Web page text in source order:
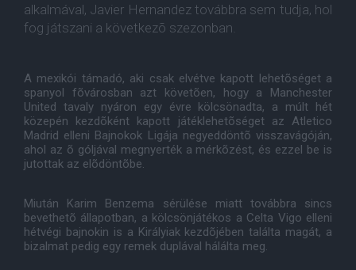
alkalmával, Javier Hernandez továbbra sem tudja, hol
fog játszani a következõ szezonban.
A mexikói támadó, aki csak elvétve kapott lehetõséget a
spanyol fõvárosban azt követõen, hogy a Manchester
United tavaly nyáron egy évre kölcsönadta, a múlt hét
közepén kezdõként kapott játéklehetõséget az Atletico
Madrid elleni Bajnokok Ligája negyeddöntõ visszavágóján,
ahol az õ góljával megnyerték a mérkõzést, és ezzel be is
jutottak az elõdöntõbe.
Miután Karim Benzema sérülése miatt továbbra sincs
bevethetõ állapotban, a kölcsönjátékos a Celta Vigo elleni
hétvégi bajnokin is a Királyiak kezdõjében találta magát, a
bizalmat pedig egy remek duplával hálálta meg.